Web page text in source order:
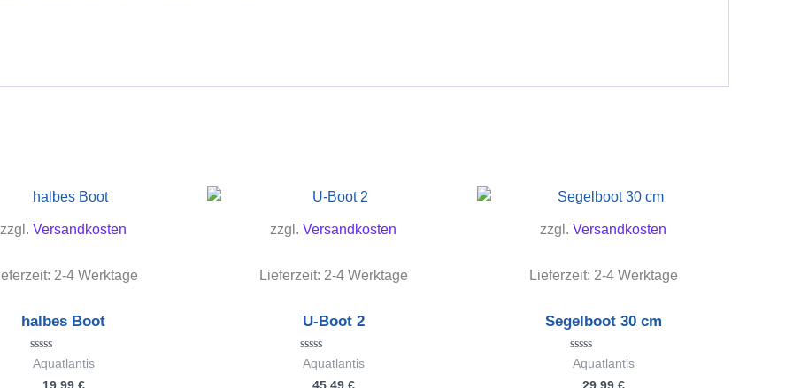
zzgl. Versandkosten
2-4 Werktage
halbes Boot
Bewertet
mit
Aquatlantis
19,99 €
zzgl. Versandkosten
Lieferzeit: 2-4 Werktage
U-Boot 2
Bewertet
mit
Aquatlantis
45,49 €
zzgl. Versandkosten
Lieferzeit: 2-4 Werktage
Segelboot 30 cm
Bewertet
mit
Aquatlantis
29,99 €